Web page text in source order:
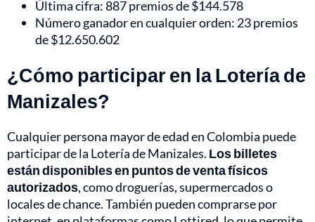
Última cifra: 887 premios de $144.578
Número ganador en cualquier orden: 23 premios
de $12.650.602
¿Cómo participar en la Lotería de
Manizales?
Cualquier persona mayor de edad en Colombia puede
participar de la Lotería de Manizales. Los billetes
están disponibles en puntos de venta físicos
autorizados, como droguerías, supermercados o
locales de chance. También pueden comprarse por